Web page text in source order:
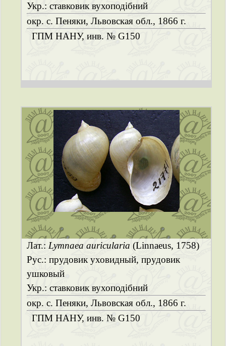
Укр.: ставковик вухоподібний
окр. с. Пеняки, Львовская обл., 1866 г.
ГПМ НАНУ, инв. № G150
Лат.: Lymnaea auricularia (Linnaeus, 1758)
Рус.: прудовик уховидный, прудовик
ушковый
Укр.: ставковик вухоподібний
окр. с. Пеняки, Львовская обл., 1866 г.
ГПМ НАНУ, инв. № G150